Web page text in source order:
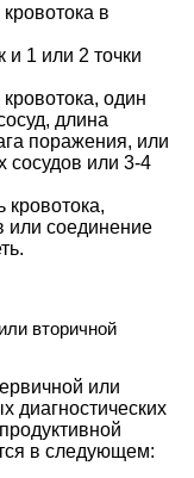
в
и 1 или 2 точки
один
длина
поражения, или
сосудов или 3-4
кровотока,
или соединение
вторичной
или
диагностических
в следующем: